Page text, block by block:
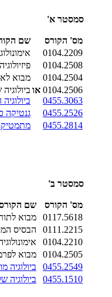
סמסטר א'
מס' הקורס שם
0104.2209
0104.2508
0104.2504
מבוא
0104.2506 או
0455.3063
0455.2526
גנטיקה
0455.2814
סמסטר ב'
מס' הקורס שם
0117.5618
מבוא
0111.2215
הבסיס
0104.2210
0104.2505
מבוא
0455.2549
ביולוגיה
0455.1510
ביולוגיה